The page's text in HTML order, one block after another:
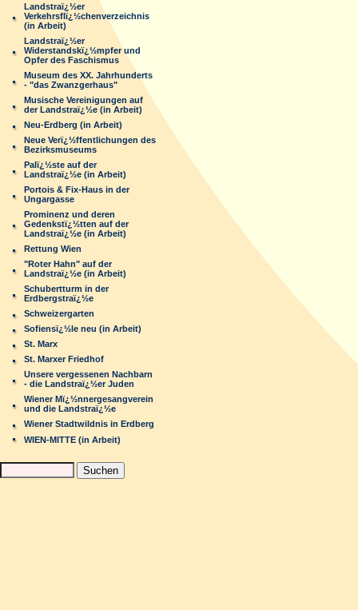
Landstraï¿½er
Verkehrsflï¿½chenverzeichnis
(in Arbeit)
Landstraï¿½er
Widerstandskï¿½mpfer und
Opfer des Faschismus
Museum des XX. Jahrhunderts
- "das Zwanzgerhaus"
Musische Vereinigungen auf
der Landstraï¿½e (in Arbeit)
Neu-Erdberg (in Arbeit)
Neue Verï¿½ffentlichungen des
Bezirksmuseums
Palï¿½ste auf der
Landstraï¿½e (in Arbeit)
Portois & Fix-Haus in der
Ungargasse
Prominenz und deren
Gedenkstï¿½tten auf der
Landstraï¿½e (in Arbeit)
Rettung Wien
"Roter Hahn" auf der
Landstraï¿½e (in Arbeit)
Schubertturm in der
Erdbergstraï¿½e
Schweizergarten
Sofiensï¿½le neu (in Arbeit)
St. Marx
St. Marxer Friedhof
Unsere vergessenen Nachbarn
- die Landstraï¿½er Juden
Wiener Mï¿½nnergesangverein
und die Landstraï¿½e
Wiener Stadtwildnis in Erdberg
WIEN-MITTE (in Arbeit)